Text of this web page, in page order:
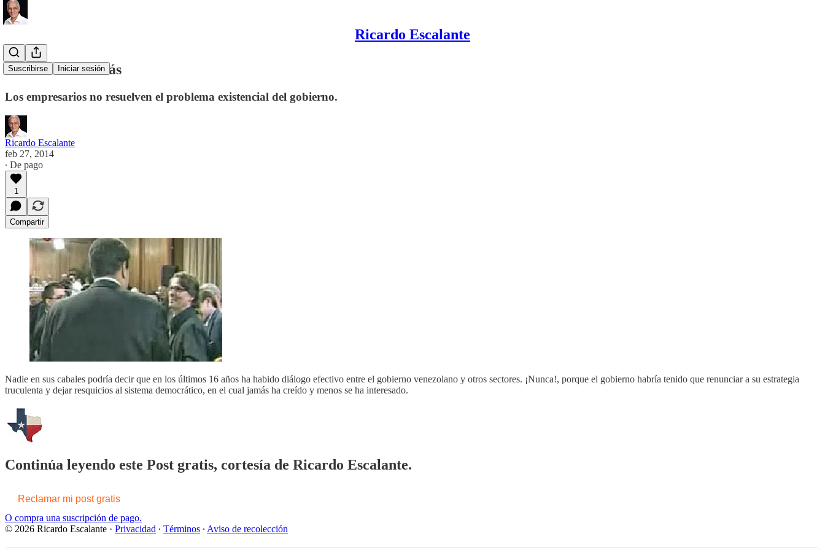
Ricardo Escalante
Suscribirse Iniciar sesión
Ofrenda a Satanás
Los empresarios no resuelven el problema existencial del gobierno.
Ricardo Escalante
feb 27, 2014
∙ De pago
1
Compartir
Nadie en sus cabales podría decir que en los últimos 16 años ha habido diálogo efectivo entre el gobierno venezolano y otros sectores. ¡Nunca!, porque el gobierno habría tenido que renunciar a su estrategia
truculenta y dejar resquicios al sistema democrático, en el cual jamás ha creído y menos se ha interesado.
Continúa leyendo este Post gratis, cortesía de Ricardo Escalante.
Reclamar mi post gratis
O compra una suscripción de pago.
© 2026 Ricardo Escalante · Privacidad ∙ Términos ∙ Aviso de recolección